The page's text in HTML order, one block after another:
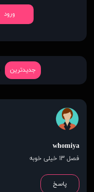
ورود
جدیدترین
whomiya
فصل ۱۳ خیلی خوبه
پاسخ